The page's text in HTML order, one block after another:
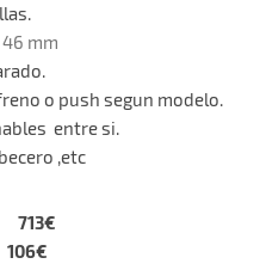
mm
o push segun modelo.
entre si.
,etc
713€
106€